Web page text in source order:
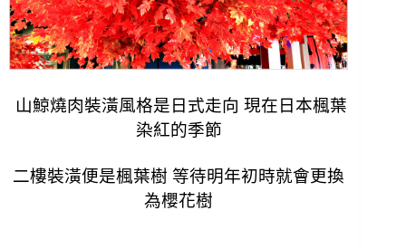
山鯨燒肉裝潢風格是日式走向 現在日本楓葉
染紅的季節
二樓裝潢便是楓葉樹 等待明年初時就會更換
為櫻花樹